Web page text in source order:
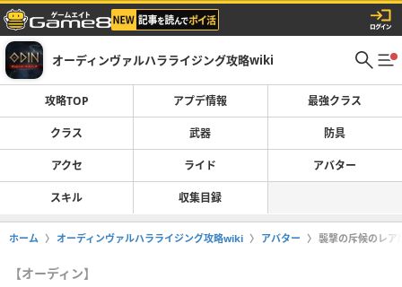
オーディンヴァルハラライジング攻略wiki
攻略TOP アプデ情報 最強クラス
クラス 武器 防具
アクセ ライド アバター
スキル 収集目録
ホーム オーディンヴァルハラライジング攻略wiki アバター 襲撃の斥候のレア
【オーディン】